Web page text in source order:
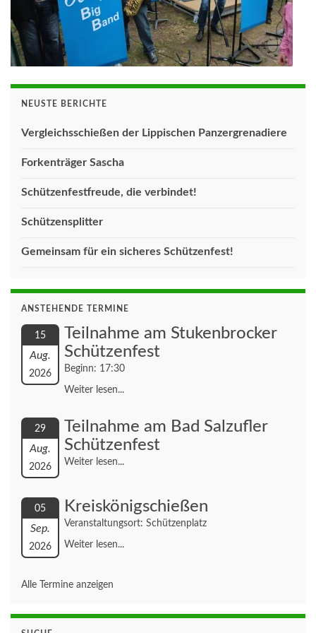
NEUSTE BERICHTE
Vergleichsschießen der Lippischen Panzergrenadiere
Forkenträger Sascha
Schützenfestfreude, die verbindet!
Schützensplitter
Gemeinsam für ein sicheres Schützenfest!
ANSTEHENDE TERMINE
15
Aug.
2026
Teilnahme am Stukenbrocker
Schützenfest
Beginn: 17:30
Weiter lesen...
29
Aug.
2026
Teilnahme am Bad Salzufler
Schützenfest
Weiter lesen...
05
Sep.
2026
Kreiskönigschießen
Veranstaltungsort: Schützenplatz
Weiter lesen...
Alle Termine anzeigen